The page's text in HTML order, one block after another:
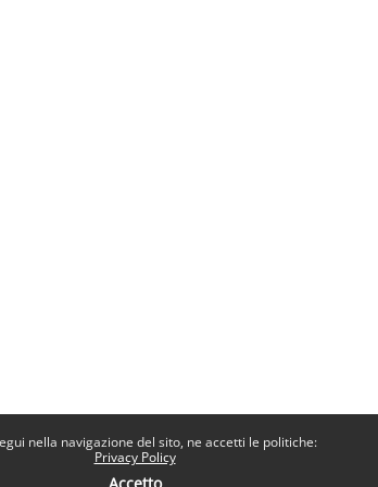
nella navigazione del sito, ne accetti le politiche:
Privacy Policy